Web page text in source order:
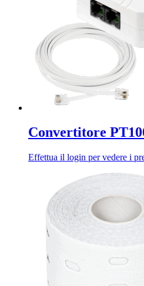
Convertitore
Effettua il login per vedere i